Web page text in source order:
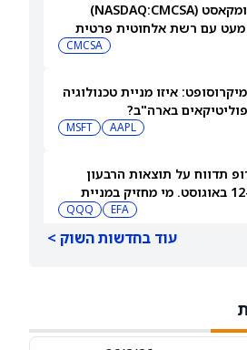
מניית קומקאסט (NASDAQ:CMCSA)
עם רשת אלחוטית פרטית
CMCSA
איזו מניית טכנולוגיה
בארה"ב?
AAPL
MSFT
תדווח על תוצאות הרבעון
השני ב-12 באוגוסט. מי מחזיק במניית
EFA
QQQ
תדווח על תוצאות הרבעון
עוד בחדשות השוק >